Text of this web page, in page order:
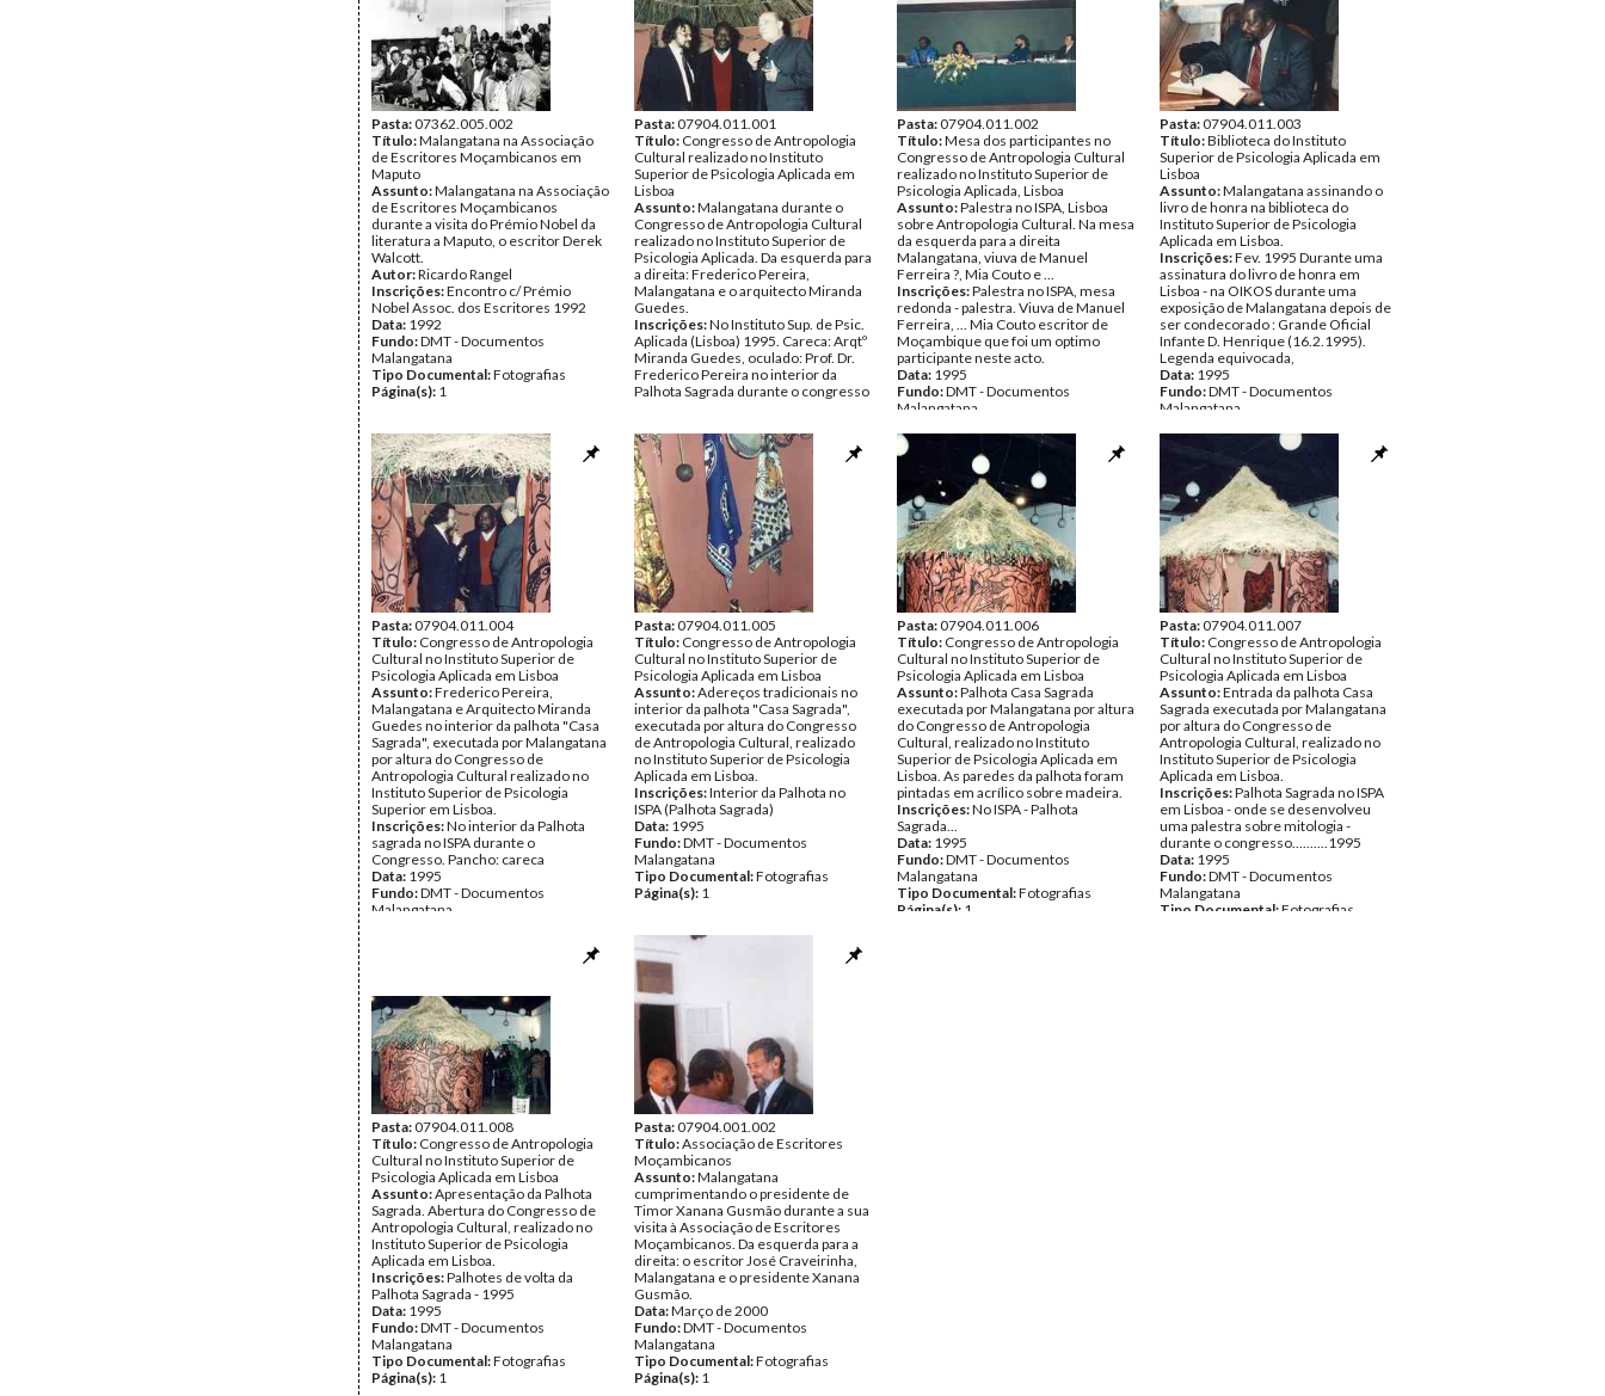
Pasta:07362.005.002
Título:Malangatana na Associação
de Escritores Moçambicanos em
Maputo
Assunto:Malangatana na Associação
de Escritores Moçambicanos
durante a visita do Prémio Nobel da
literatura a Maputo, o escritor Derek
Walcott.
Autor:Ricardo Rangel
Inscrições:Encontro c/ Prémio
Nobel Assoc. dos Escritores 1992
Data: 1992
Fundo:DMT - Documentos
Malangatana
Tipo Documental:Fotografias
Página(s): 1
Pasta:07904.011.001
Título: Congresso de Antropologia
Cultural realizado no Instituto
Superior de Psicologia Aplicada em
Lisboa
Assunto:Malangatana durante o
Congresso de Antropologia Cultural
realizado no Instituto Superior de
Psicologia Aplicada. Da esquerda para
a direita: Frederico Pereira,
Malangatana e o arquitecto Miranda
Guedes.
Inscrições:No Instituto Sup. de Psic.
Aplicada (Lisboa) 1995. Careca: Arqtº
Miranda Guedes, oculado: Prof. Dr.
Frederico Pereira no interior da
Palhota Sagrada durante o congresso
Fundo: DMT - Documentos
Malangatana
Tipo Documental: Fotografias
Página(s):
1
Pasta:07904.011.002
Título:Mesa dos participantes no
Congresso de Antropologia Cultural
realizado no Instituto Superior de
Psicologia Aplicada, Lisboa
Assunto:Palestra no ISPA, Lisboa
sobre Antropologia Cultural. Na mesa
da esquerda para a direita
Malangatana, viuva de Manuel
Ferreira ?, Mia Couto e ...
Inscrições:Palestra no ISPA, mesa
redonda - palestra. Viuva de Manuel
Ferreira, ... Mia Couto escritor de
Moçambique que foi um optimo
participante neste acto.
Data: 1995
Fundo:DMT - Documentos
Malangatana
Página(s):
Pasta:07904.011.003
Título:Biblioteca do Instituto
Superior de Psicologia Aplicada em
Lisboa
Assunto:Malangatana assinando o
livro de honra na biblioteca do
Instituto Superior de Psicologia
Aplicada em Lisboa.
Inscrições:Fev. 1995 Durante uma
assinatura do livro de honra em
Lisboa - na OIKOS durante uma
exposição de Malangatana depois de
ser condecorado : Grande Oficial
Infante D. Henrique (16.2.1995).
Legenda equivocada,
Data: 1995
Fundo:DMT - Documentos
Malangatana
Pasta:07904.011.004
Título: Congresso de Antropologia
Cultural no Instituto Superior de
Psicologia Aplicada em Lisboa
Assunto:Frederico Pereira,
Malangatana e Arquitecto Miranda
Guedes no interior da palhota "Casa
Sagrada", executada por Malangatana
por altura do Congresso de
Antropologia Cultural realizado no
Instituto Superior de Psicologia
Superior em Lisboa.
Inscrições:No interior da Palhota
sagrada no ISPA durante o
Congresso. Pancho: careca
Data: 1995
Fundo:DMT - Documentos
Malangatana
Pasta:07904.011.005
Título: Congresso de Antropologia
Cultural no Instituto Superior de
Psicologia Aplicada em Lisboa
Assunto:Adereços tradicionais no
interior da palhota "Casa Sagrada",
executada por altura do Congresso
de Antropologia Cultural, realizado
no Instituto Superior de Psicologia
Aplicada em Lisboa.
Inscrições:Interior da Palhota no
ISPA (Palhota Sagrada)
Data: 1995
Fundo:DMT - Documentos
Malangatana
Tipo Documental:Fotografias
Página(s): 1
Pasta:07904.011.006
Título: Congresso de Antropologia
Cultural no Instituto Superior de
Psicologia Aplicada em Lisboa
Assunto:Palhota Casa Sagrada
executada por Malangatana por altura
do Congresso de Antropologia
Cultural, realizado no Instituto
Superior de Psicologia Aplicada em
Lisboa. As paredes da palhota foram
pintadas em acrílico sobre madeira.
Inscrições:No ISPA - Palhota
Sagrada...
Data: 1995
Fundo:DMT - Documentos
Malangatana
Tipo Documental:Fotografias
Página(s): 1
Pasta:07904.011.007
Título: Congresso de Antropologia
Cultural no Instituto Superior de
Psicologia Aplicada em Lisboa
Assunto:Entrada da palhota Casa
Sagrada executada por Malangatana
por altura do Congresso de
Antropologia Cultural, realizado no
Instituto Superior de Psicologia
Aplicada em Lisboa.
Inscrições:Palhota Sagrada no ISPA
em Lisboa - onde se desenvolveu
uma palestra sobre mitologia -
durante o congresso..........1995
Data: 1995
Fundo:DMT - Documentos
Malangatana
Tipo Documental:Fotografias
Pasta:07904.011.008
Título: Congresso de Antropologia
Cultural no Instituto Superior de
Psicologia Aplicada em Lisboa
Assunto:Apresentação da Palhota
Sagrada. Abertura do Congresso de
Antropologia Cultural, realizado no
Instituto Superior de Psicologia
Aplicada em Lisboa.
Inscrições:Palhotes de volta da
Palhota Sagrada - 1995
Data: 1995
Fundo:DMT - Documentos
Malangatana
Tipo Documental:Fotografias
Página(s): 1
Pasta:07904.001.002
Título:Associação de Escritores
Moçambicanos
Assunto:Malangatana
cumprimentando o presidente de
Timor Xanana Gusmão durante a sua
visita à Associação de Escritores
Moçambicanos. Da esquerda para a
direita: o escritor José Craveirinha,
Malangatana e o presidente Xanana
Gusmão.
Data:Março de 2000
Fundo:DMT - Documentos
Malangatana
Tipo Documental:Fotografias
Página(s): 1